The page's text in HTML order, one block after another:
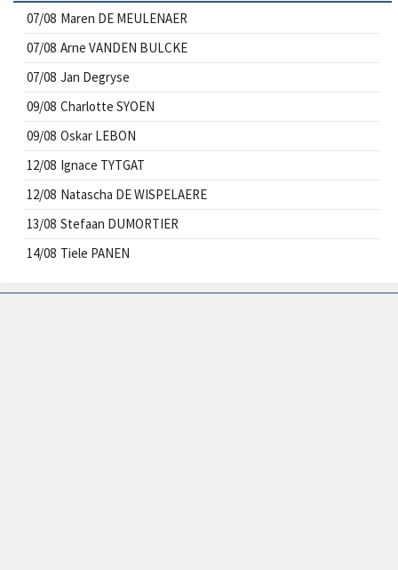
07/08 Maren DE MEULENAER
07/08 Arne VANDEN BULCKE
07/08 Jan Degryse
09/08 Charlotte SYOEN
09/08 Oskar LEBON
12/08 Ignace TYTGAT
12/08 Natascha DE WISPELAERE
13/08 Stefaan DUMORTIER
14/08 Tiele PANEN